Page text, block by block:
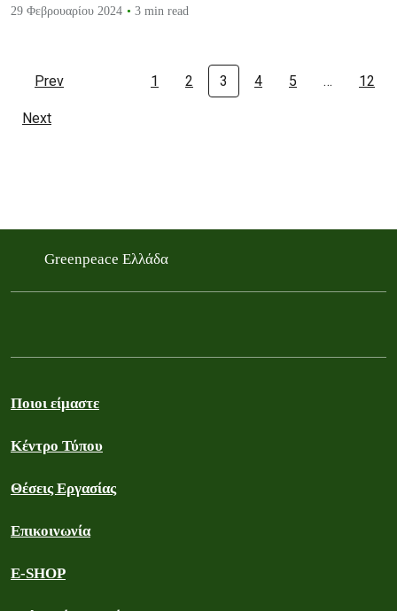
29 Φεβρουαρίου 2024
3 min read
Prev 1 2 3 4 5 … 12
Next
Greenpeace Ελλάδα
Ποιοι είμαστε
Κέντρο Τύπου
Θέσεις Εργασίας
Επικοινωνία
E-SHOP